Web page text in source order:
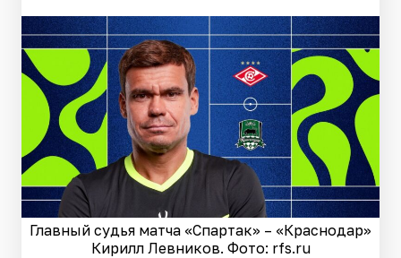
Главный судья матча «Спартак» – «Краснодар»
Кирилл Левников. Фото: rfs.ru